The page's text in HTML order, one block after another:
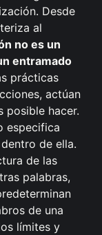
Desde
al
no es un
entramado
prácticas
actúan
posible hacer.
especifica
de ella.
de las
palabras,
de una
límites y